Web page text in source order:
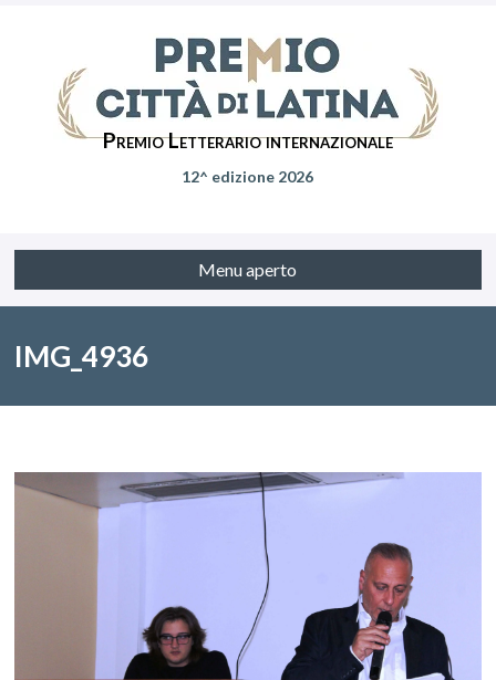
Premio Letterario internazionale
12^ edizione 2026
Menu aperto
IMG_4936